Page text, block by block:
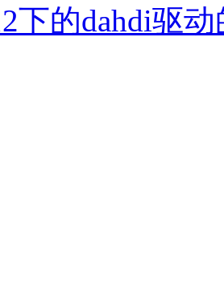
下的dahdi驱动